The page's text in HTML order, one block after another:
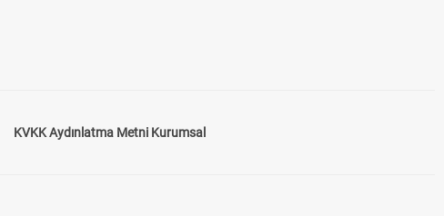
KVKK Aydınlatma Metni Kurumsal